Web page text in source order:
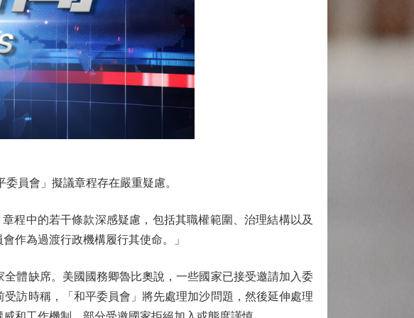
員會」擬議章程存在嚴重疑慮。
中的若干條款深感疑慮，包括其職權範圍、治理結構以及
作為過渡行政機構履行其使命。」
體缺席。美國國務卿魯比奧說，一些國家已接受邀請加入委
訪時稱，「和平委員會」將先處理加沙問題，然後延伸處理